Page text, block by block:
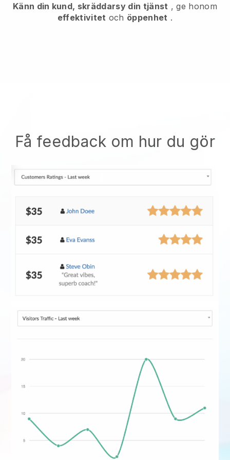
Känn din kund, skräddarsy din tjänst , ge honom
effektivitet och öppenhet .
Få feedback om hur du gör